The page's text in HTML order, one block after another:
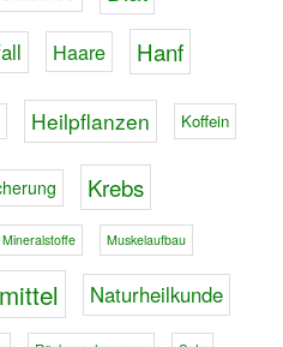
Haare Hanf
Heilpflanzen Koffein
Krebs
Mineralstoffe Muskelaufbau
Naturheilkunde